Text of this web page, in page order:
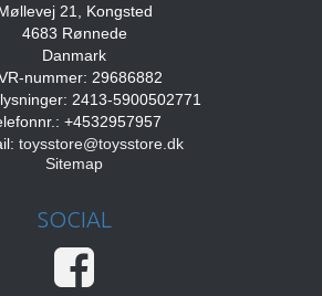
21, Kongsted
4683 Rønnede
Danmark
nummer: 29686882
2413-5900502771
+4532957957
: toysstore@toysstore.dk
Sitemap
SOCIAL